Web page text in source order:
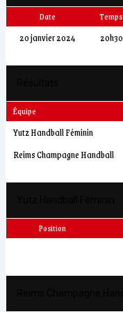
Date Temps
20 janvier 2024 20h30
Équipe
Yutz Handball Féminin
Reims Champagne Handball
Position